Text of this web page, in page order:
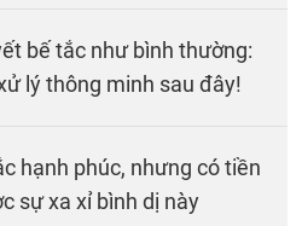
bế tắc như bình thường:
lý thông minh sau đây!
hạnh phúc, nhưng có tiền
sự xa xỉ bình dị này